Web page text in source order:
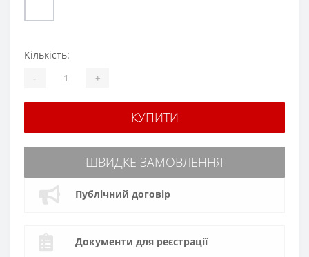
Кількість:
- +
КУПИТИ
ШВИДКЕ ЗАМОВЛЕННЯ
Публічний договір
Документи для реєстрації